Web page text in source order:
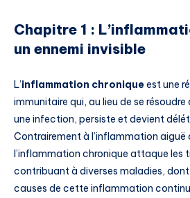
Chapitre 1 :
un ennemi invisible
L’inflammation chroniqueest une
immunitaire qui, au lieu de se résoudre
une infection, persiste et devient
Contrairement à l’inflammation aiguë
l’inflammation chronique attaque les
contribuant à diverses maladies, dont
causes de cette inflammation